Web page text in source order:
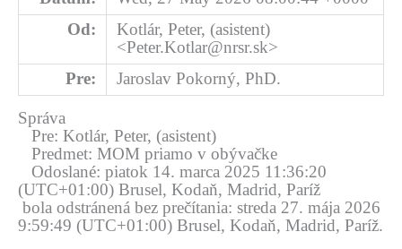
Od:
Kotlár, Peter, (asistent)
<Peter.Kotlar@nrsr.sk>
Pre:
Jaroslav Pokorný, PhD.
Správa
Pre: Kotlár, Peter, (asistent)
Predmet: MOM priamo v obývačke
Odoslané: piatok 14. marca 2025 11:36:20
(UTC+01:00) Brusel, Kodaň, Madrid, Paríž
bola odstránená bez prečítania: streda 27. mája 2026
9:59:49 (UTC+01:00) Brusel, Kodaň, Madrid, Paríž.